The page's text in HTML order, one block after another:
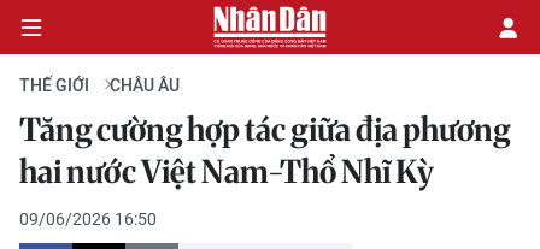
CHÍNH TRỊ
KINH TẾ
THẾ GIỚI CHÂU ÂU
Tăng cường hợp tác giữa địa phương
hai nước Việt Nam-Thổ Nhĩ Kỳ
09/06/2026 16:50